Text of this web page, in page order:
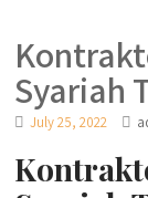
Syariah
July 25, 2022